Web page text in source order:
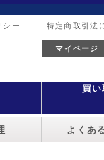
シー
｜ 特定商取引法
マイページ
買い
よくあ